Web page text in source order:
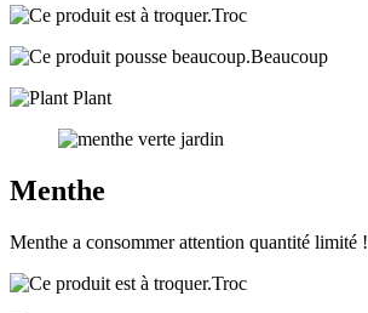
Troc
Beaucoup
Plant
Menthe
Menthe a consommer attention quantité limité !
Troc